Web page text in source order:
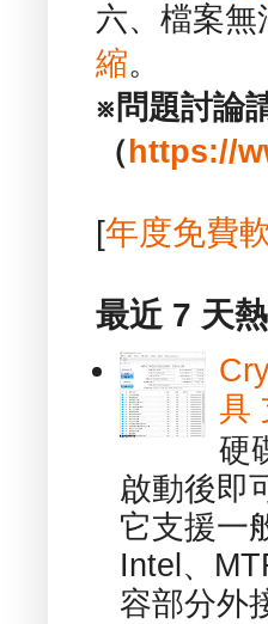
六、檔案
縮。
※問題討論
（ https://
[年度免費
最近 7 天
具
硬
啟動後即
它支援一
Intel、
容部分外